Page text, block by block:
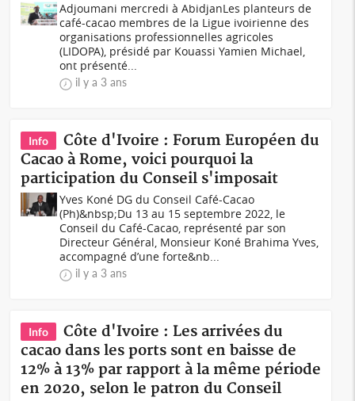
Adjoumani mercredi à AbidjanLes planteurs de
café-cacao membres de la Ligue ivoirienne des
organisations professionnelles agricoles
(LIDOPA), présidé par Kouassi Yamien Michael,
ont présenté...
il y a 3 ans
Info
Côte d'Ivoire : Forum Européen du
Cacao à Rome, voici pourquoi la
participation du Conseil s'imposait
Yves Koné DG du Conseil Café-Cacao
(Ph)&nbsp;Du 13 au 15 septembre 2022, le
Conseil du Café-Cacao, représenté par son
Directeur Général, Monsieur Koné Brahima Yves,
accompagné d’une forte&nb...
il y a 3 ans
Info
Côte d'Ivoire : Les arrivées du
cacao dans les ports sont en baisse de
12% à 13% par rapport à la même période
en 2020, selon le patron du Conseil